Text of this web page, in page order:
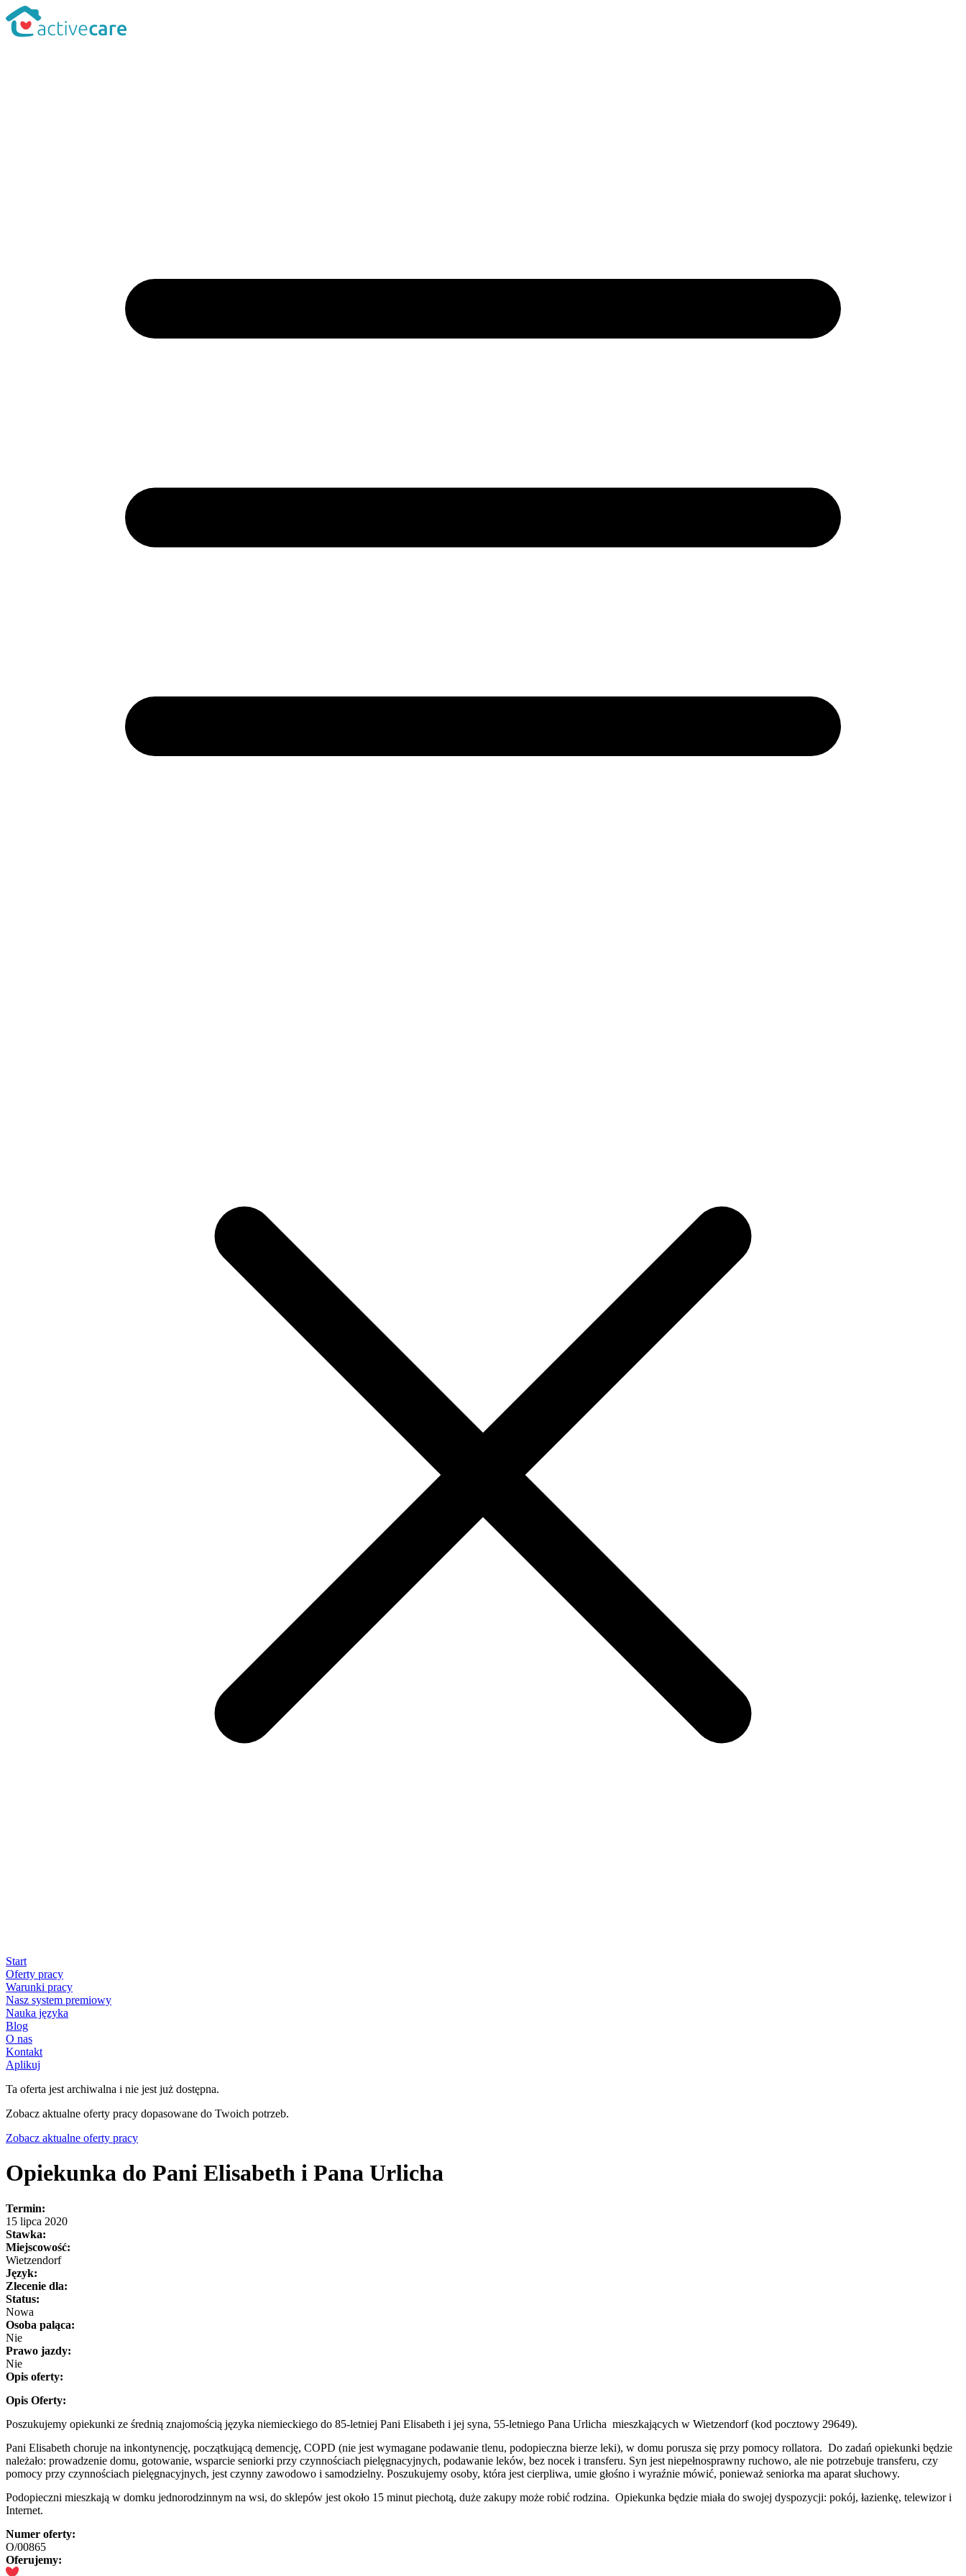
Start
Oferty pracy
Warunki pracy
Nasz system premiowy
Nauka języka
Blog
O nas
Kontakt
Aplikuj
Ta oferta jest archiwalna i nie jest już dostępna.
Zobacz aktualne oferty pracy dopasowane do Twoich potrzeb.
Zobacz aktualne oferty pracy
Opiekunka do Pani Elisabeth i Pana Urlicha
Termin:
15 lipca 2020
Stawka:
Miejscowość:
Wietzendorf
Język:
Zlecenie dla:
Status:
Nowa
Osoba paląca:
Nie
Prawo jazdy:
Nie
Opis oferty:
Opis Oferty:
Poszukujemy opiekunki ze średnią znajomością języka niemieckiego do 85-letniej Pani Elisabeth i jej syna, 55-letniego Pana Urlicha mieszkających w Wietzendorf (kod pocztowy 29649).
Pani Elisabeth choruje na inkontynencję, początkującą demencję, COPD (nie jest wymagane podawanie tlenu, podopieczna bierze leki), w domu porusza się przy pomocy rollatora. Do zadań opiekunki będzie
należało: prowadzenie domu, gotowanie, wsparcie seniorki przy czynnościach pielęgnacyjnych, podawanie leków, bez nocek i transferu. Syn jest niepełnosprawny ruchowo, ale nie potrzebuje transferu, czy
pomocy przy czynnościach pielęgnacyjnych, jest czynny zawodowo i samodzielny. Poszukujemy osoby, która jest cierpliwa, umie głośno i wyraźnie mówić, ponieważ seniorka ma aparat słuchowy.
Podopieczni mieszkają w domku jednorodzinnym na wsi, do sklepów jest około 15 minut piechotą, duże zakupy może robić rodzina. Opiekunka będzie miała do swojej dyspozycji: pokój, łazienkę, telewizor i
Internet.
Numer oferty:
O/00865
Oferujemy: